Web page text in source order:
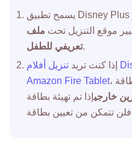
موقع التنزيل تحت ملف
تعريفي للطفل.
إذا كنت تريد تنزيل أفلام Disney Plus على جهاز
Amazon Fire Tablet، تحتاج إلى تهيئة بطاقة SD كما
خارجيإذا تم تهيئة بطاقة SD كتخزين داخلي،